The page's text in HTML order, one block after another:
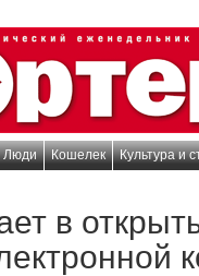
Люди Кошелек Культура и
в